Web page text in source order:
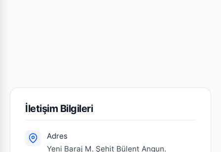
İletişim Bilgileri
Adres
Yeni Baraj M. Şehit Bülent Angun.